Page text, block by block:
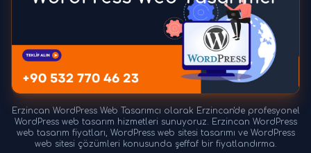
Erzincan WordPress Web Tasarımcı olarak Erzincan'de profesyonel
WordPress web tasarım hizmetleri sunuyoruz. Erzincan WordPress
web tasarım fiyatları, WordPress web sitesi tasarımı ve WordPress
web sitesi çözümleri konusunda şeffaf bir fiyatlandırma.